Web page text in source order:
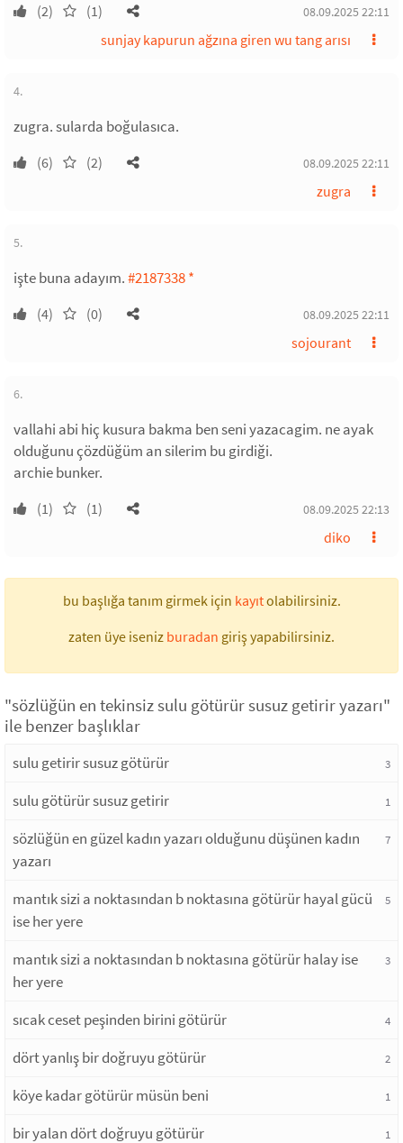
(2) (1) 08.09.2025 22:11
sunjay kapurun ağzına giren wu tang arısı
4.
zugra. sularda boğulasıca.
(6) (2) 08.09.2025 22:11
zugra
5.
işte buna adayım.#2187338*
(4) (0) 08.09.2025 22:11
sojourant
6.
vallahi abi hiç kusura bakma ben seni yazacagim. ne ayak
olduğunu çözdüğüm an silerim bu girdiği.
archie bunker.
(1) (1) 08.09.2025 22:13
diko
bu başlığa tanım girmek için kayıtolabilirsiniz.
zaten üye iseniz buradan giriş yapabilirsiniz.
"sözlüğün en tekinsiz sulu götürür susuz getirir yazarı"
ile benzer başlıklar
sulu getirir susuz götürür 3
sulu götürür susuz getirir 1
sözlüğün en güzel kadın yazarı olduğunu düşünen kadın
yazarı
7
mantık sizi a noktasından b noktasına götürür hayal gücü
ise her yere
5
mantık sizi a noktasından b noktasına götürür halay ise
her yere
3
sıcak ceset peşinden birini götürür 4
dört yanlış bir doğruyu götürür 2
köye kadar götürür müsün beni 1
bir yalan dört doğruyu götürür 1